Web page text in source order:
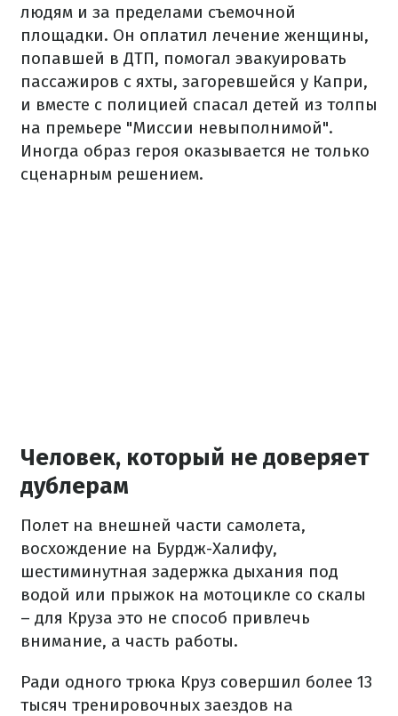
людям и за пределами съемочной
площадки. Он оплатил лечение женщины,
попавшей в ДТП, помогал эвакуировать
пассажиров с яхты, загоревшейся у Капри,
и вместе с полицией спасал детей из толпы
на премьере "Миссии невыполнимой".
Иногда образ героя оказывается не только
сценарным решением.
Человек, который не доверяет
дублерам
Полет на внешней части самолета,
восхождение на Бурдж-Халифу,
шестиминутная задержка дыхания под
водой или прыжок на мотоцикле со скалы
– для Круза это не способ привлечь
внимание, а часть работы.
Ради одного трюка Круз совершил более 13
тысяч тренировочных заездов на